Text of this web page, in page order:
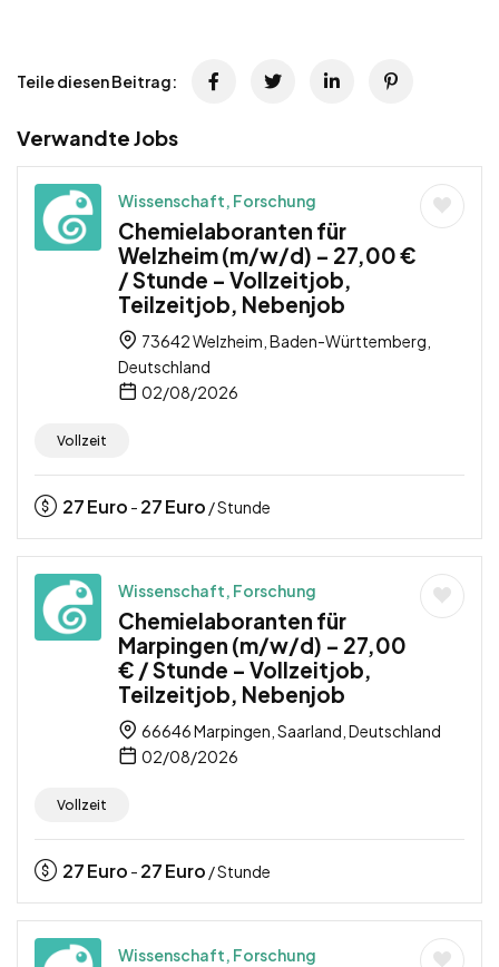
Teile diesen Beitrag:
Verwandte Jobs
Wissenschaft, Forschung
Chemielaboranten für
Welzheim (m/w/d) – 27,00 €
/ Stunde – Vollzeitjob,
Teilzeitjob, Nebenjob
73642 Welzheim, Baden-Württemberg,
Deutschland
02/08/2026
Vollzeit
27Euro - 27Euro / Stunde
Wissenschaft, Forschung
Chemielaboranten für
Marpingen (m/w/d) – 27,00
€ / Stunde – Vollzeitjob,
Teilzeitjob, Nebenjob
66646 Marpingen, Saarland, Deutschland
02/08/2026
Vollzeit
27Euro - 27Euro / Stunde
Wissenschaft, Forschung